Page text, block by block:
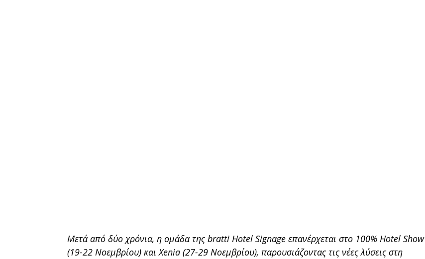
Μετά από δύο χρόνια, η ομάδα της bratti Hotel Signage επανέρχεται στο 100% Hotel Show
(19-22 Νοεμβρίου) και Xenia (27-29 Νοεμβρίου), παρουσιάζοντας τις νέες λύσεις στη